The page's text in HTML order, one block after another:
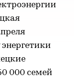
000 семей